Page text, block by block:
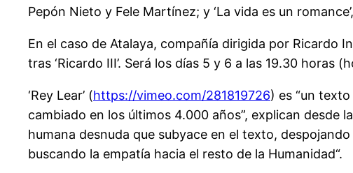
Pepón Nieto y Fele Martínez; y ‘La vida es un
En el caso de Atalaya, compañía dirigida por Ricardo
tras ‘Ricardo III’. Será los días 5 y 6 a las 19.30
‘Rey Lear’ (https://vimeo.com/281819726) es “un
cambiado en los últimos 4.000 años”, explican desde
humana desnuda que subyace en el texto,
buscando la empatía hacia el resto de la Humanidad“.